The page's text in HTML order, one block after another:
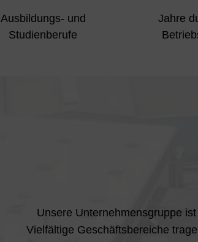
Ausbildungs- und
Studienberufe
Jahre
Unsere Unternehmensgruppe
Vielfältige Geschäftsbereiche